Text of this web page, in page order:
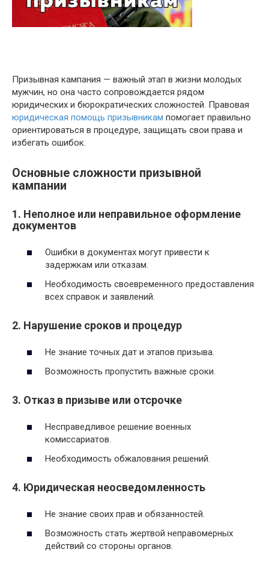
Призывная кампания — важный этап в жизни молодых
мужчин, но она часто сопровождается рядом
юридических и бюрократических сложностей. Правовая
юридическая помощь призывникам помогает правильно
ориентироваться в процедуре, защищать свои права и
избегать ошибок.
Основные сложности призывной
кампании
1. Неполное или неправильное оформление
документов
Ошибки в документах могут привести к
задержкам или отказам.
Необходимость своевременного предоставления
всех справок и заявлений.
2. Нарушение сроков и процедур
Не знание точных дат и этапов призыва.
Возможность пропустить важные сроки.
3. Отказ в призыве или отсрочке
Несправедливое решение военных
комиссариатов.
Необходимость обжалования решений.
4. Юридическая неосведомленность
Не знание своих прав и обязанностей.
Возможность стать жертвой неправомерных
действий со стороны органов.